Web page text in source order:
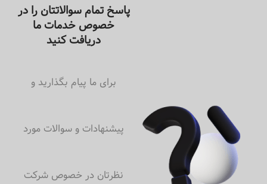
پاسخ تمام سوالاتتان را در
خصوص خدمات ما
دریافت کنید
برای ما پیام بگذارید و
پیشنهادات و سوالات مورد
نظرتان در خصوص شرکت